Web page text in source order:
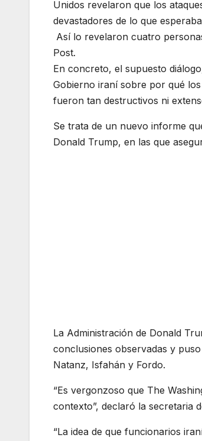
Unidos revelaron que los
devastadores de lo que
Así lo revelaron cuatro
Post.
En concreto, el supuesto
Gobierno iraní sobre por qué
fueron tan destructivos ni
Se trata de un nuevo informe
Donald Trump, en las que
La Administración de Donald
conclusiones observadas y
Natanz, Isfahán y Fordo.
“Es vergonzoso que The
contexto”, declaró la secretaria
“La idea de que funcionarios